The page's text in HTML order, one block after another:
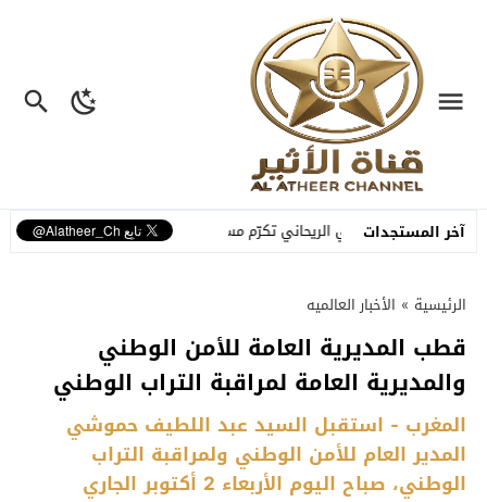
آخر المستجدات
جائزة مي الريحاني تكرّم مسرح كركلا… احتفاءٌ بخمسين عاماً من الإبداع الذي
الرئيسية » الأخبار العالميه
قطب المديرية العامة للأمن الوطني
والمديرية العامة لمراقبة التراب الوطني
المغرب - استقبل السيد عبد اللطيف حموشي
المدير العام للأمن الوطني ولمراقبة التراب
الوطني، صباح اليوم الأربعاء 2 أكتوبر الجاري